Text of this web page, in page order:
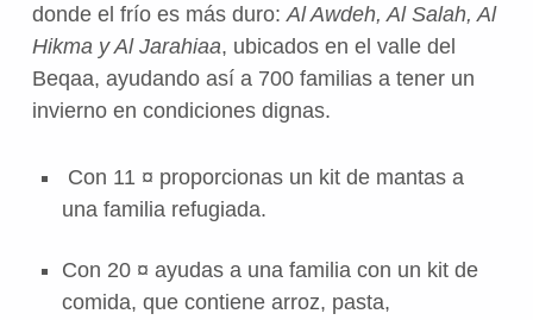
donde el frío es más duro: Al Awdeh, Al Salah, Al
Hikma y Al Jarahiaa, ubicados en el valle del
Beqaa, ayudando así a 700 familias a tener un
invierno en condiciones dignas.
Con 11 ¤ proporcionas un kit de mantas a
una familia refugiada.
Con 20 ¤ ayudas a una familia con un kit de
comida, que contiene arroz, pasta,